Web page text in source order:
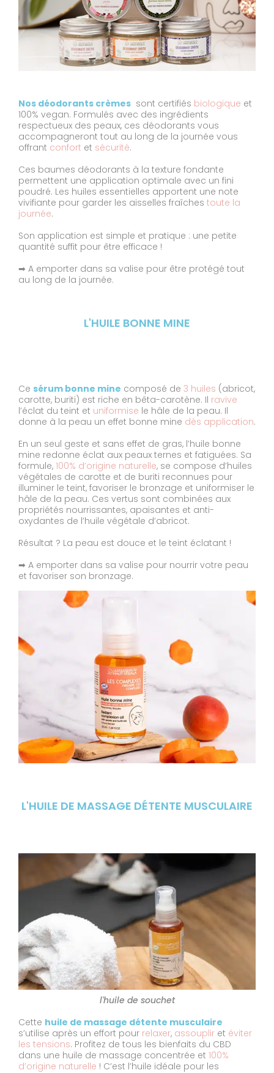
Nos déodorants crèmes sont certifiés biologique et
100% vegan. Formulés avec des ingrédients
respectueux des peaux, ces déodorants vous
accompagneront tout au long de la journée vous
offrant confort et sécurité.
Ces baumes déodorants à la texture fondante
permettent une application optimale avec un fini
poudré. Les huiles essentielles apportent une note
vivifiante pour garder les aisselles fraîches toute la
journée.
Son application est simple et pratique : une petite
quantité suffit pour être efficace !
➡ A emporter dans sa valise pour être protégé tout
au long de la journée.
L'HUILE BONNE MINE
Ce sérum bonne mine composé de 3 huiles (abricot,
carotte, buriti) est riche en bêta-carotène. Il ravive
l’éclat du teint et uniformise le hâle de la peau. Il
donne à la peau un effet bonne mine dès application.
En un seul geste et sans effet de gras, l’huile bonne
mine redonne éclat aux peaux ternes et fatiguées. Sa
formule, 100% d’origine naturelle, se compose d’huiles
végétales de carotte et de buriti reconnues pour
illuminer le teint, favoriser le bronzage et uniformiser le
hâle de la peau. Ces vertus sont combinées aux
propriétés nourrissantes, apaisantes et anti-
oxydantes de l’huile végétale d’abricot.
Résultat ? La peau est douce et le teint éclatant !
➡ A emporter dans sa valise pour nourrir votre peau
et favoriser son bronzage.
L'HUILE DE MASSAGE DÉTENTE MUSCULAIRE
Cette huile de massage détente musculaire
s’utilise après un effort pour relaxer, assouplir et éviter
les tensions. Profitez de tous les bienfaits du CBD
dans une huile de massage concentrée et 100%
d’origine naturelle ! C’est l’huile idéale pour les
l'huile de souchet